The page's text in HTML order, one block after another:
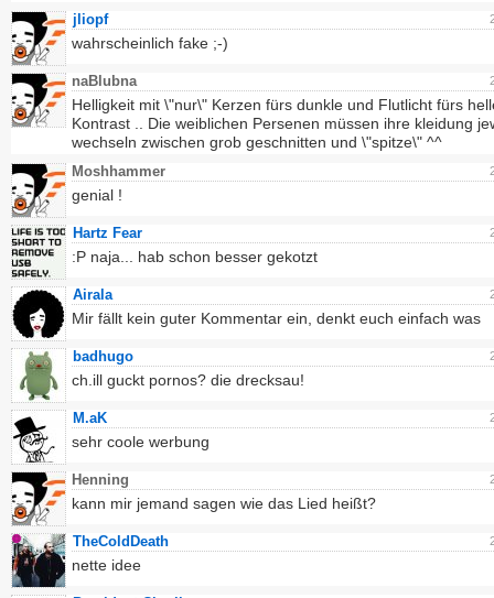
jliopf
wahrscheinlich fake ;-)
naBlubna
Helligkeit mit \"nur\" Kerzen fürs dunkle und Flutlicht fürs
Kontrast .. Die weiblichen Persenen müssen ihre kleidung
wechseln zwischen grob geschnitten und \"spitze\" ^^
Moshhammer
genial !
Hartz Fear
:P naja... hab schon besser gekotzt
Airala
Mir fällt kein guter Kommentar ein, denkt euch einfach was
badhugo
ch.ill guckt pornos? die drecksau!
M.aK
sehr coole werbung
Henning
kann mir jemand sagen wie das Lied heißt?
TheColdDeath
nette idee